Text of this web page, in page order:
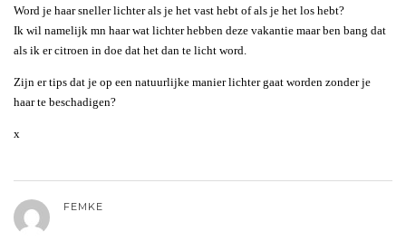
Word je haar sneller lichter als je het vast hebt of als je het los hebt?
Ik wil namelijk mn haar wat lichter hebben deze vakantie maar ben bang dat
als ik er citroen in doe dat het dan te licht word.
Zijn er tips dat je op een natuurlijke manier lichter gaat worden zonder je
haar te beschadigen?
x
FEMKE